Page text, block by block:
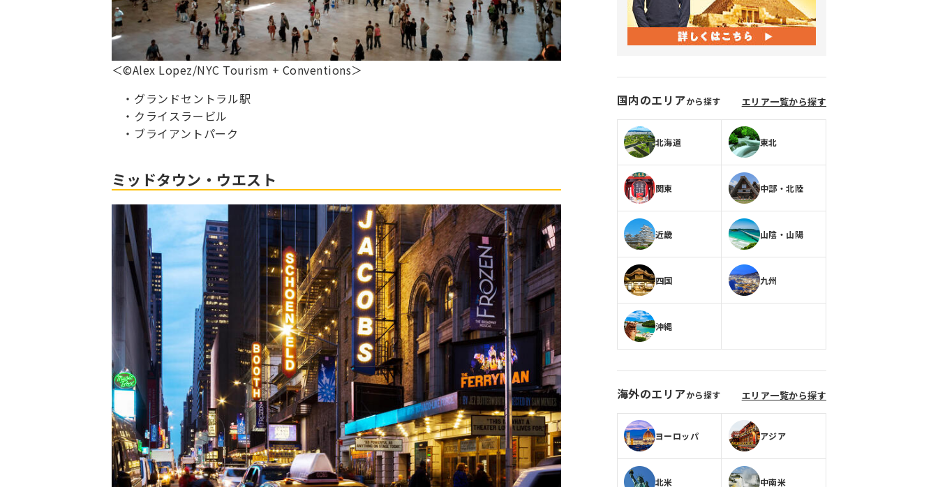
＜©Alex Lopez/NYC Tourism + Conventions＞
グランドセントラル駅
クライスラービル
ブライアントパーク
ミッドタウン・ウエスト
国内のエリアから探す エリア一覧から探す
北海道 東北
関東 中部・北陸
近畿 山陰・山陽
四国 九州
沖縄
海外のエリアから探す エリア一覧から探す
ヨーロッパ アジア
北米 中南米